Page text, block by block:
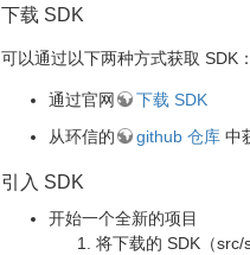
下载 SDK
可以通过以下两种方式获取 SDK：
通过官网
下载 SDK
从环信的
github 仓库 中
引入 SDK
开始一个全新的项目
将下载的 SDK（src/